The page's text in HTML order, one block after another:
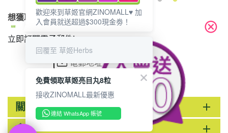
想獲取最新的優惠資訊？
立即訂閱電子郵件!
關於ZINOMALL add
會員 add
cancel
歡迎來到草姬官網ZINOMALL♥️ 加
入會員就送超過$300現金劵！
回覆至 草姬Herbs
免費領取草姬亮目丸8粒
接收ZINOMALL最新優惠
連結 WhatsApp 帳號